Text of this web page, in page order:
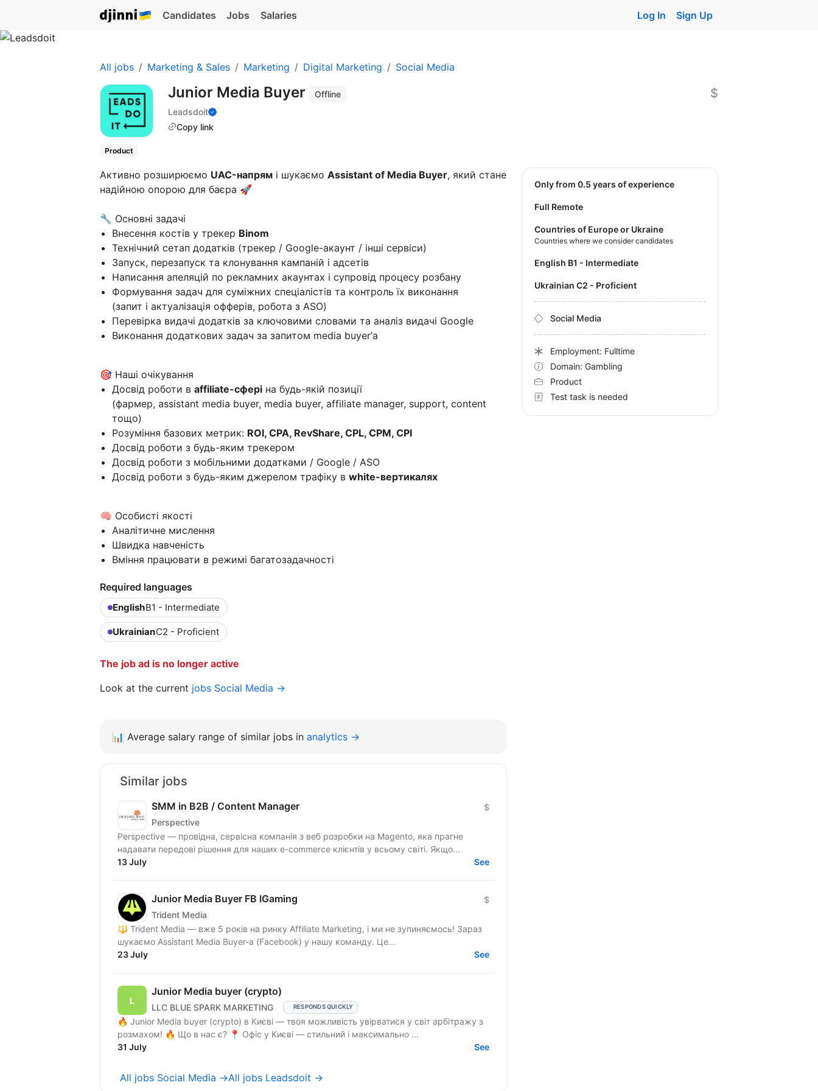
Candidates Jobs Salaries Log In Sign Up
All jobs Marketing & Sales Marketing Digital Marketing Social Media
Junior Media Buyer
Offline
Leadsdoit
Copy link
$
Product
Активно розширюємо UAC-напрям і шукаємо Assistant of Media Buyer, який стане
надійною опорою для баєра 🚀
🔧 Основні задачі
Внесення костів у трекер Binom
Технічний сетап додатків (трекер / Google-акаунт / інші сервіси)
Запуск, перезапуск та клонування кампаній і адсетів
Написання апеляцій по рекламних акаунтах і супровід процесу розбану
Формування задач для суміжних спеціалістів та контроль їх виконання
(запит і актуалізація офферів, робота з ASO)
Перевірка видачі додатків за ключовими словами та аналіз видачі Google
Виконання додаткових задач за запитом media buyer’а
🎯 Наші очікування
Досвід роботи в affiliate-сфері на будь-якій позиції
(фармер, assistant media buyer, media buyer, affiliate manager, support, content
тощо)
Розуміння базових метрик: ROI, CPA, RevShare, CPL, CPM, CPI
Досвід роботи з будь-яким трекером
Досвід роботи з мобільними додатками / Google / ASO
Досвід роботи з будь-яким джерелом трафіку в white-вертикалях
🧠 Особисті якості
Аналітичне мислення
Швидка навченість
Вміння працювати в режимі багатозадачності
Required languages
EnglishB1 - Intermediate
UkrainianC2 - Proficient
The job ad is no longer active
Look at the current jobs Social Media →
Only from 0.5 years of experience
Full Remote
Countries of Europe or Ukraine
Countries where we consider candidates
English B1 - Intermediate
Ukrainian C2 - Proficient
Social Media
Employment: Fulltime
Domain: Gambling
Product
Test task is needed
📊 Average salary range of similar jobs in analytics →
Similar jobs
SMM in B2B / Content Manager
Perspective
$
Perspective — провідна, сервісна компанія з веб розробки на Magento, яка прагне
надавати передові рішення для наших e-commerce клієнтів у всьому світі. Якщо...
13 July
See
Junior Media Buyer FB IGaming
Trident Media
$
🔱 Trident Media — вже 5 років на ринку Affiliate Marketing, і ми не зупиняємось! Зараз
шукаємо Assistant Media Buyer-а (Facebook) у нашу команду. Це...
23 July
See
Junior Media buyer (crypto)
LLC BLUE SPARK MARKETING RESPONDS QUICKLY
🔥 Junior Media buyer (crypto) в Києві — твоя можливість увірватися у світ арбітражу з
розмахом! 🔥 Що в нас є? 📍 Офіс у Києві — стильний і максимально ...
31 July
See
All jobs Social Media →All jobs Leadsdoit →